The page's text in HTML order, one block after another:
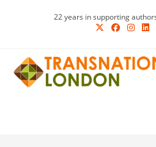
22 years in supporting